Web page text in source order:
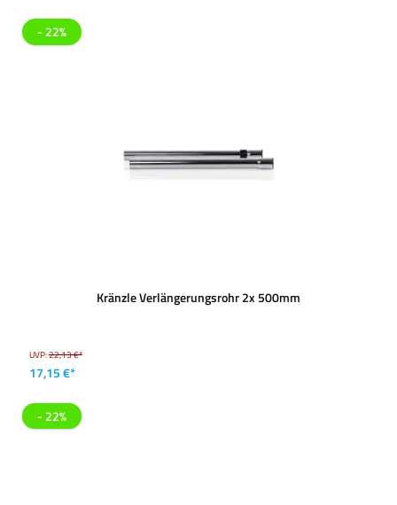
- 22%
Kränzle Verlängerungsrohr 2x 500mm
UVP:22,13 €*
17,15 €*
- 22%